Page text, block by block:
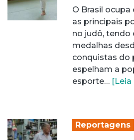
O Brasil
as principais
no judô, tendo
medalhas
conquistas do
espelham a
esporte… [Leia
Reportagens